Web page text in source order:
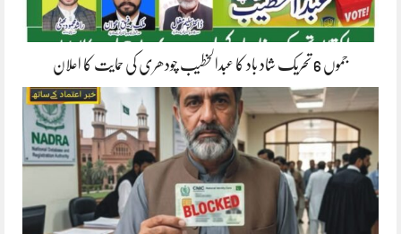
جموں 6 تحریک شاد باد کا عبدالخطیب چودھری کی حمایت کا اعلان